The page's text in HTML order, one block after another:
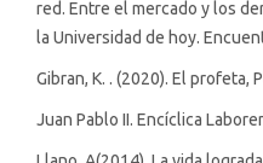
red. Entre el mercado y los
la Universidad de hoy.
Gibran, K. . (2020). El profeta,
Juan Pablo II. Encíclica